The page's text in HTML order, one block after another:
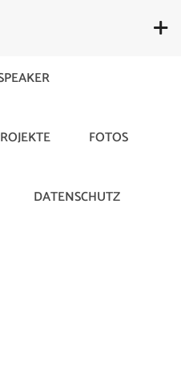
FOTOS
DATENSCHUTZ
Effekt